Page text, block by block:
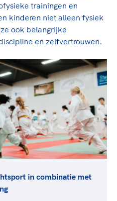
trainingen en
kinderen niet alleen fysiek
ook belangrijke
en zelfvertrouwen.
in combinatie met